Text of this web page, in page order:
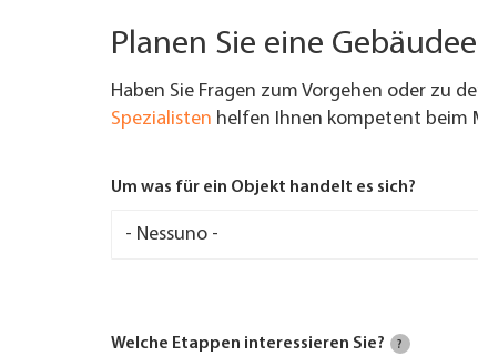
Planen Sie eine
Haben Sie Fragen zum Vorgehen oder zu
Spezialisten helfen Ihnen kompetent beim
Um was für ein Objekt handelt es sich?
Welche Etappen interessieren Sie? ?